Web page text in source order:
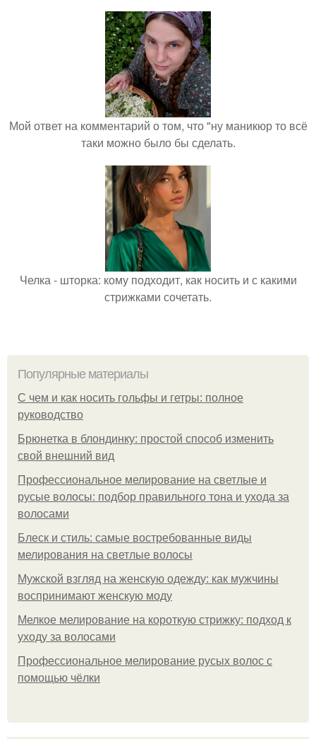
Мой ответ на комментарий о том, что "ну маникюр то всё
таки можно было бы сделать.
Челка - шторка: кому подходит, как носить и с какими
стрижками сочетать.
Популярные материалы
С чем и как носить гольфы и гетры: полное
руководство
Брюнетка в блондинку: простой способ изменить
свой внешний вид
Профессиональное мелирование на светлые и
русые волосы: подбор правильного тона и ухода за
волосами
Блеск и стиль: самые востребованные виды
мелирования на светлые волосы
Мужской взгляд на женскую одежду: как мужчины
воспринимают женскую моду
Мелкое мелирование на короткую стрижку: подход к
уходу за волосами
Профессиональное мелирование русых волос с
помощью чёлки